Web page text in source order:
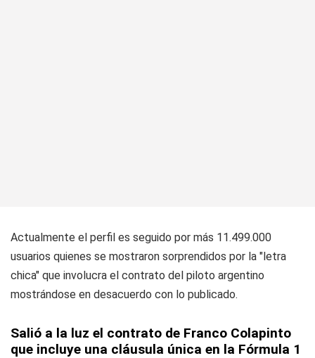
Actualmente el perfil es seguido por más 11.499.000
usuarios quienes se mostraron sorprendidos por la "letra
chica" que involucra el contrato del piloto argentino
mostrándose en desacuerdo con lo publicado.
Salió a la luz el contrato de Franco Colapinto
que incluye una cláusula única en la Fórmula 1